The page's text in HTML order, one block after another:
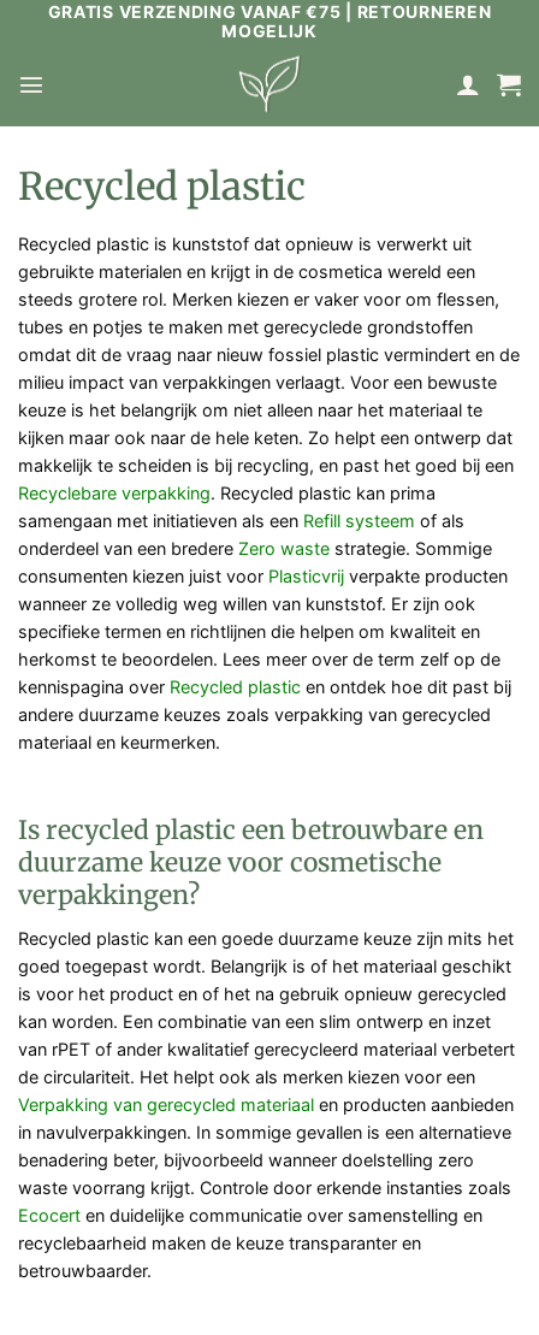
GRATIS VERZENDING VANAF €75 | RETOURNEREN
MOGELIJK
Recycled plastic
Recycled plastic is kunststof dat opnieuw is verwerkt uit
gebruikte materialen en krijgt in de cosmetica wereld een
steeds grotere rol. Merken kiezen er vaker voor om flessen,
tubes en potjes te maken met gerecyclede grondstoffen
omdat dit de vraag naar nieuw fossiel plastic vermindert en de
milieu impact van verpakkingen verlaagt. Voor een bewuste
keuze is het belangrijk om niet alleen naar het materiaal te
kijken maar ook naar de hele keten. Zo helpt een ontwerp dat
makkelijk te scheiden is bij recycling, en past het goed bij een
Recyclebare verpakking. Recycled plastic kan prima
samengaan met initiatieven als een Refill systeem of als
onderdeel van een bredere Zero waste strategie. Sommige
consumenten kiezen juist voor Plasticvrij verpakte producten
wanneer ze volledig weg willen van kunststof. Er zijn ook
specifieke termen en richtlijnen die helpen om kwaliteit en
herkomst te beoordelen. Lees meer over de term zelf op de
kennispagina over Recycled plastic en ontdek hoe dit past bij
andere duurzame keuzes zoals verpakking van gerecycled
materiaal en keurmerken.
Is recycled plastic een betrouwbare en
duurzame keuze voor cosmetische
verpakkingen?
Recycled plastic kan een goede duurzame keuze zijn mits het
goed toegepast wordt. Belangrijk is of het materiaal geschikt
is voor het product en of het na gebruik opnieuw gerecycled
kan worden. Een combinatie van een slim ontwerp en inzet
van rPET of ander kwalitatief gerecycleerd materiaal verbetert
de circulariteit. Het helpt ook als merken kiezen voor een
Verpakking van gerecycled materiaal en producten aanbieden
in navulverpakkingen. In sommige gevallen is een alternatieve
benadering beter, bijvoorbeeld wanneer doelstelling zero
waste voorrang krijgt. Controle door erkende instanties zoals
Ecocert en duidelijke communicatie over samenstelling en
recyclebaarheid maken de keuze transparanter en
betrouwbaarder.